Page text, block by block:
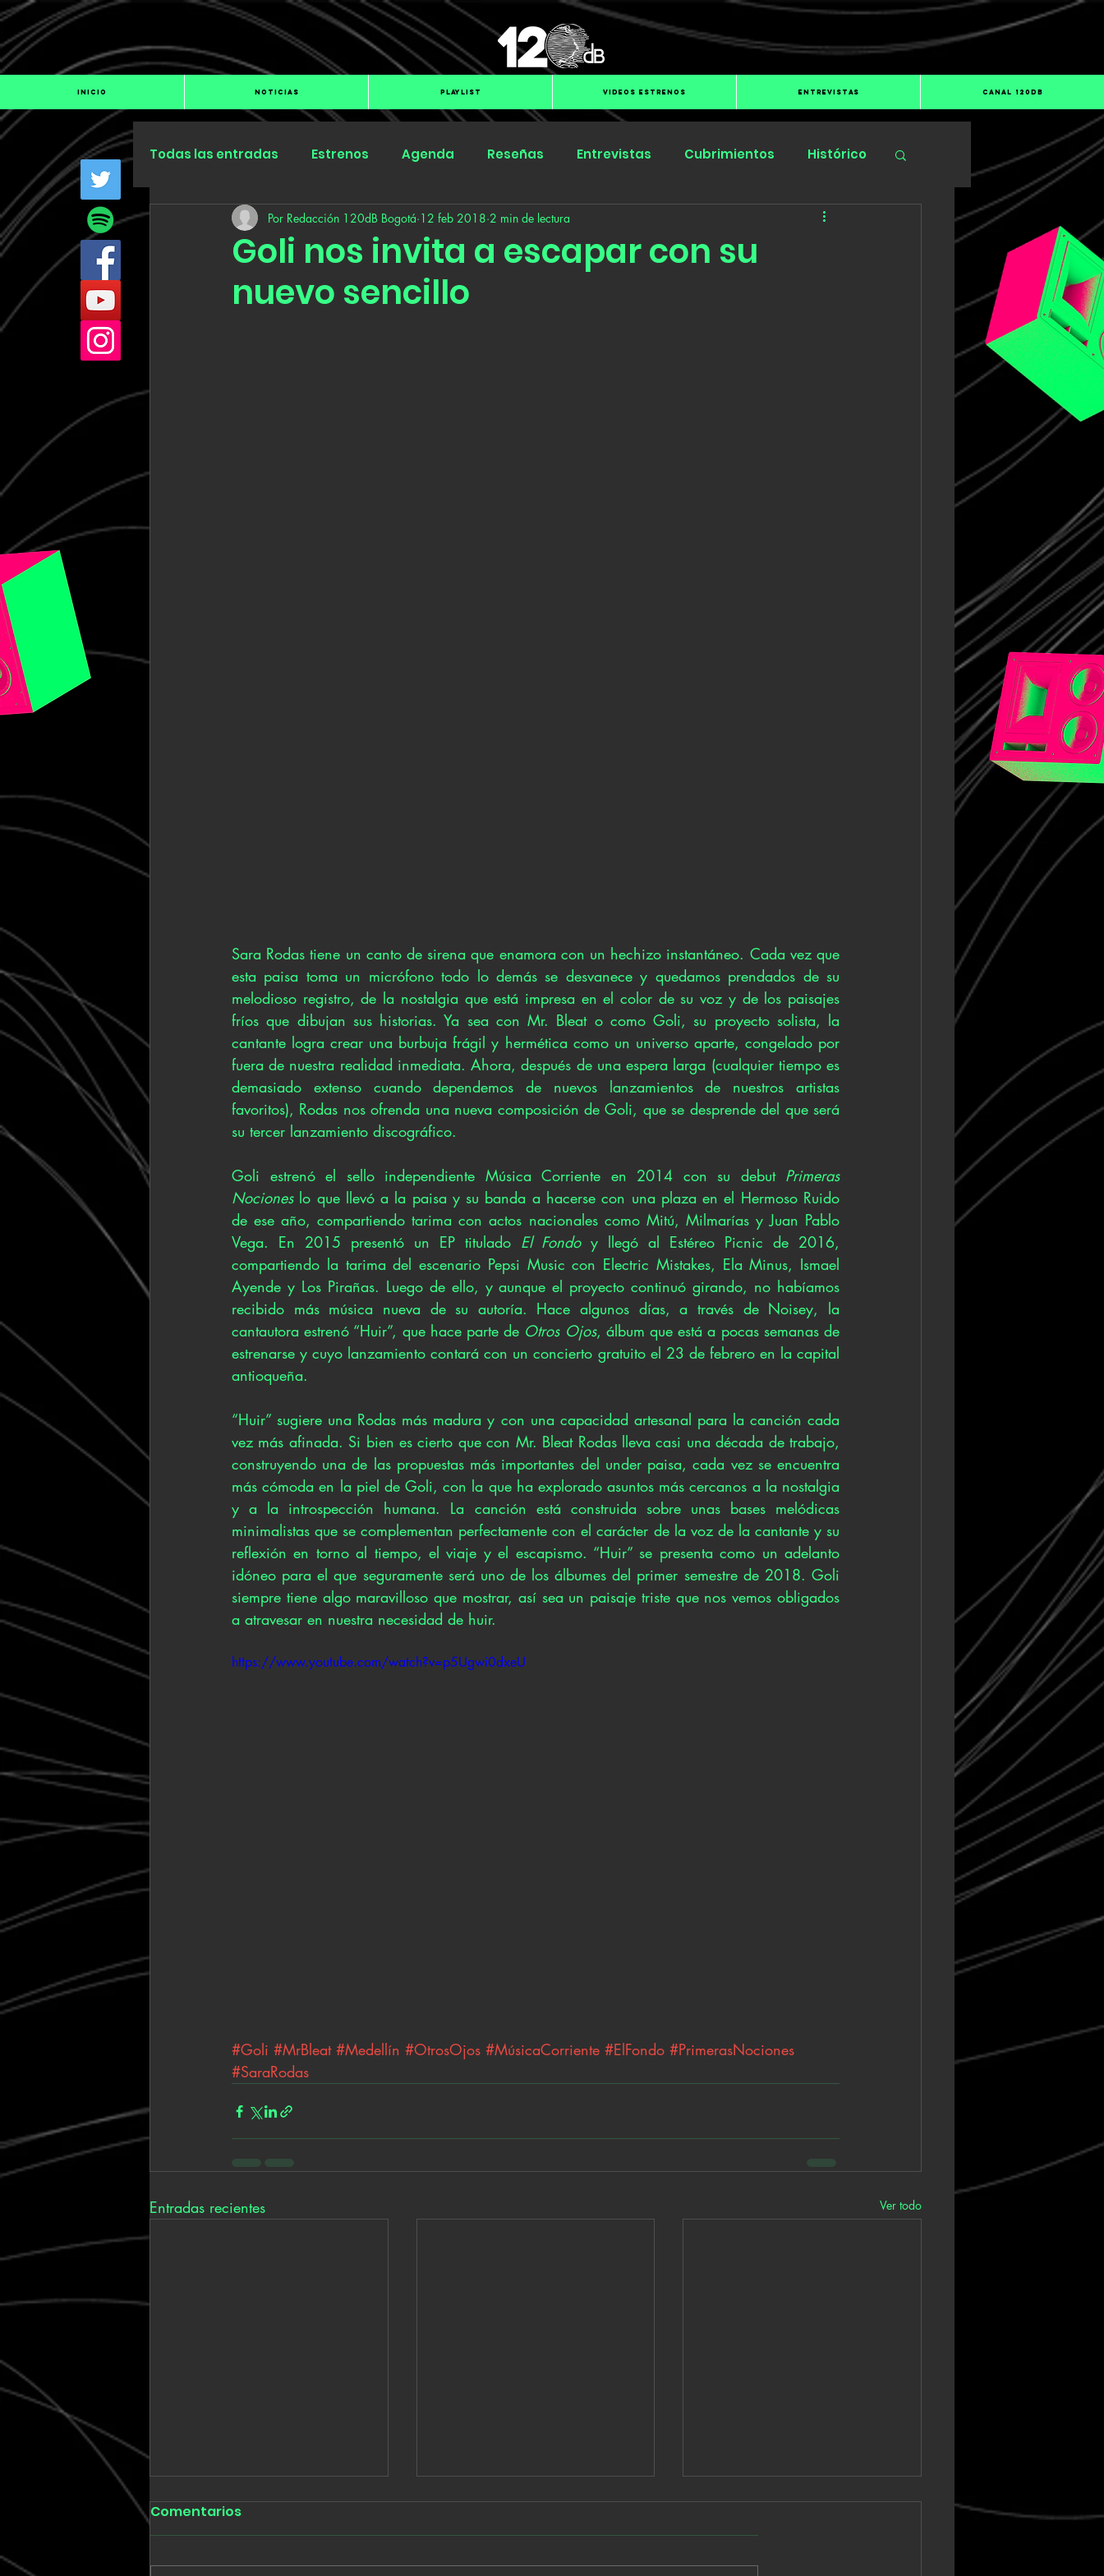
INICIO NOTICIAS PLAYLIST VIDEOS ESTRENOS ENTREVISTAS CANAL 120dB
Todas las entradas Estrenos Agenda Reseñas Entrevistas Cubrimientos Histórico
Industria Especiales Submit Hub Groover
Goli nos invita a escapar con su
nuevo sencillo
Por Redacción 120dB Bogotá 12 feb 2018 2 min de lectura
Sara Rodas tiene un canto de sirena que enamora con un hechizo instantáneo. Cada vez que
esta paisa toma un micrófono todo lo demás se desvanece y quedamos prendados de su
melodioso registro, de la nostalgia que está impresa en el color de su voz y de los paisajes
fríos que dibujan sus historias. Ya sea con Mr. Bleat o como Goli, su proyecto solista, la
cantante logra crear una burbuja frágil y hermética como un universo aparte, congelado por
fuera de nuestra realidad inmediata. Ahora, después de una espera larga (cualquier tiempo es
demasiado extenso cuando dependemos de nuevos lanzamientos de nuestros artistas
favoritos), Rodas nos ofrenda una nueva composición de Goli, que se desprende del que será
su tercer lanzamiento discográfico.
Goli estrenó el sello independiente Música Corriente en 2014 con su debut Primeras
Nociones lo que llevó a la paisa y su banda a hacerse con una plaza en el Hermoso Ruido
de ese año, compartiendo tarima con actos nacionales como Mitú, Milmarías y Juan Pablo
Vega. En 2015 presentó un EP titulado El Fondo y llegó al Estéreo Picnic de 2016,
compartiendo la tarima del escenario Pepsi Music con Electric Mistakes, Ela Minus, Ismael
Ayende y Los Pirañas. Luego de ello, y aunque el proyecto continuó girando, no habíamos
recibido más música nueva de su autoría. Hace algunos días, a través de Noisey, la
cantautora estrenó “Huir”, que hace parte de Otros Ojos, álbum que está a pocas semanas de
estrenarse y cuyo lanzamiento contará con un concierto gratuito el 23 de febrero en la capital
antioqueña.
“Huir” sugiere una Rodas más madura y con una capacidad artesanal para la canción cada
vez más afinada. Si bien es cierto que con Mr. Bleat Rodas lleva casi una década de trabajo,
construyendo una de las propuestas más importantes del under paisa, cada vez se encuentra
más cómoda en la piel de Goli, con la que ha explorado asuntos más cercanos a la nostalgia
y a la introspección humana. La canción está construida sobre unas bases melódicas
minimalistas que se complementan perfectamente con el carácter de la voz de la cantante y su
reflexión en torno al tiempo, el viaje y el escapismo. “Huir” se presenta como un adelanto
idóneo para el que seguramente será uno de los álbumes del primer semestre de 2018. Goli
siempre tiene algo maravilloso que mostrar, así sea un paisaje triste que nos vemos obligados
a atravesar en nuestra necesidad de huir.
https://www.youtube.com/watch?v=p5Ugwi0dxeU
#Goli #MrBleat #Medellín #OtrosOjos #MúsicaCorriente #ElFondo #PrimerasNociones
#SaraRodas
Entradas recientes Ver todo
Comentarios